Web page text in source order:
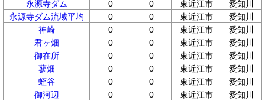
永源寺ダム
0 0 東近江市
愛知川
永源寺ダム流域平均
0 0 東近江市
愛知川
神崎
0 0 東近江市
愛知川
君ヶ畑
0 0 東近江市
愛知川
御在所
0 0 東近江市
愛知川
蓼畑
0 0 東近江市
愛知川
蛭谷
0 0 東近江市
愛知川
御河辺
0 0 東近江市
愛知川